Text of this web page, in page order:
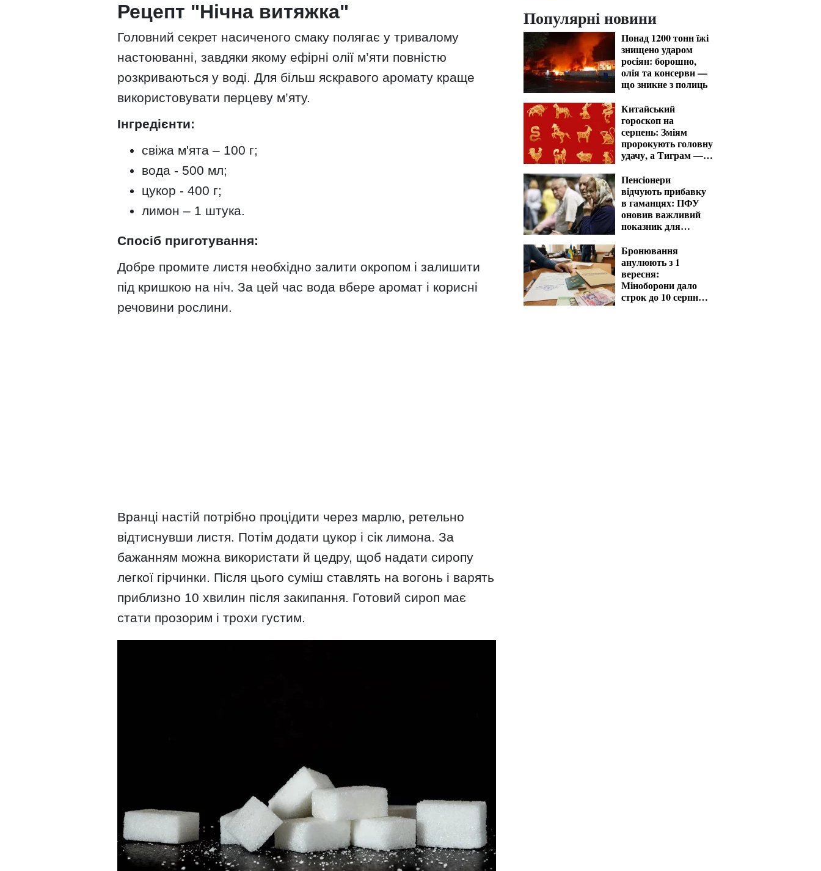
Рецепт "Нічна витяжка"
Головний секрет насиченого смаку полягає у тривалому
настоюванні, завдяки якому ефірні олії м’яти повністю
розкриваються у воді. Для більш яскравого аромату краще
використовувати перцеву м’яту.
Інгредієнти:
свіжа м'ята – 100 г;
вода - 500 мл;
цукор - 400 г;
лимон – 1 штука.
Спосіб приготування:
Добре промите листя необхідно залити окропом і залишити
під кришкою на ніч. За цей час вода вбере аромат і корисні
речовини рослини.
Вранці настій потрібно процідити через марлю, ретельно
відтиснувши листя. Потім додати цукор і сік лимона. За
бажанням можна використати й цедру, щоб надати сиропу
легкої гірчинки. Після цього суміш ставлять на вогонь і варять
приблизно 10 хвилин після закипання. Готовий сироп має
стати прозорим і трохи густим.
Популярні новини
Понад 1200 тонн їжі
знищено ударом
росіян: борошно,
олія та консерви —
що зникне з полиць
Китайський
гороскоп на
серпень: Зміям
пророкують головну
удачу, а Тиграм —
Пенсіонери
відчують прибавку
в гаманцях: ПФУ
оновив важливий
показник для
Бронювання
анулюють з 1
вересня:
Міноборони дало
строк до 10 серпня